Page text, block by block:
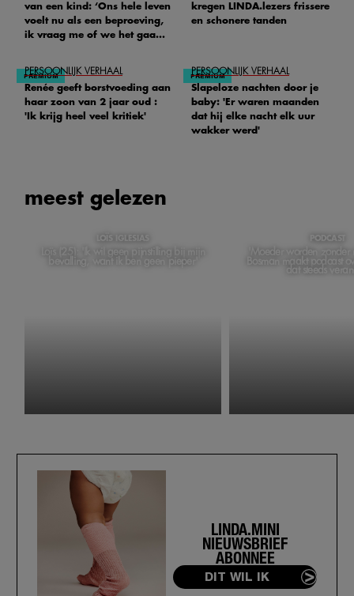
van een kind: ‘Ons hele leven
voelt nu als een beproeving,
ik vraag me of we het gaan
kregen LINDA.lezers frissere
en schonere tanden
PERSOONLIJK VERHAAL
Renée geeft borstvoeding aan
haar zoon van 2 jaar oud :
'Ik krijg heel veel kritiek'
PERSOONLIJK VERHAAL
Slapeloze nachten door je
baby: 'Er waren maanden
dat hij elke nacht elk uur
wakker werd'
meest gelezen
LOÏS IGLESIAS
Loïs (25): 'Ik wil geen pijnstilling bij mijn
bevalling, want ik ben geen pieper'
PODCAST
'Moeder worden zonder
Bosman maakt podcast
dat steeds
LINDA.MINI
NIEUWSBRIEF
ABONNEE
DIT WIL IK